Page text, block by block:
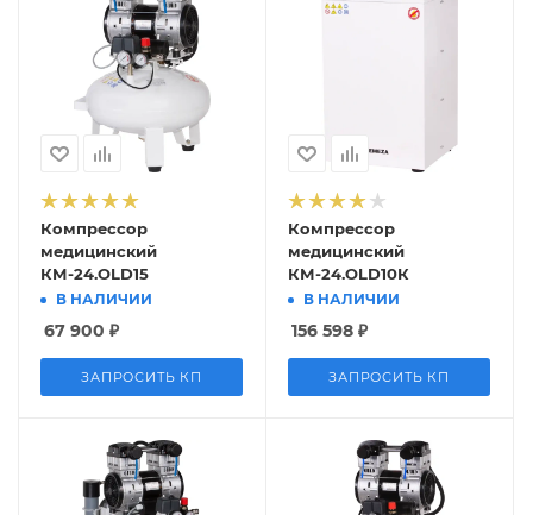
Компрессор
медицинский
КМ-24.OLD15
В НАЛИЧИИ
67 900 ₽
ЗАПРОСИТЬ КП
Компрессор
медицинский
КМ-24.OLD10К
В НАЛИЧИИ
156 598 ₽
ЗАПРОСИТЬ КП